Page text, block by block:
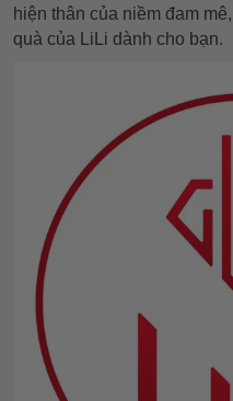
hiện thân của niềm đam
quà của LiLi dành cho bạn.